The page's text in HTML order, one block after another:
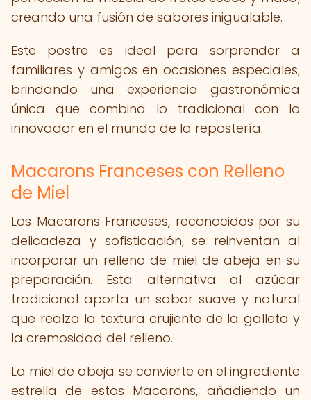
creando una fusión de sabores inigualable.
Este postre es ideal para sorprender a
familiares y amigos en ocasiones especiales,
brindando una experiencia gastronómica
única que combina lo tradicional con lo
innovador en el mundo de la repostería.
Macarons Franceses con Relleno
de Miel
Los Macarons Franceses, reconocidos por su
delicadeza y sofisticación, se reinventan al
incorporar un relleno de miel de abeja en su
preparación. Esta alternativa al azúcar
tradicional aporta un sabor suave y natural
que realza la textura crujiente de la galleta y
la cremosidad del relleno.
La miel de abeja se convierte en el ingrediente
estrella de estos Macarons, añadiendo un